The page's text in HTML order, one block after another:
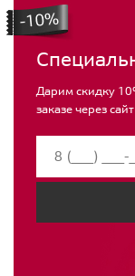
Дарим скидку
заказе через сайт